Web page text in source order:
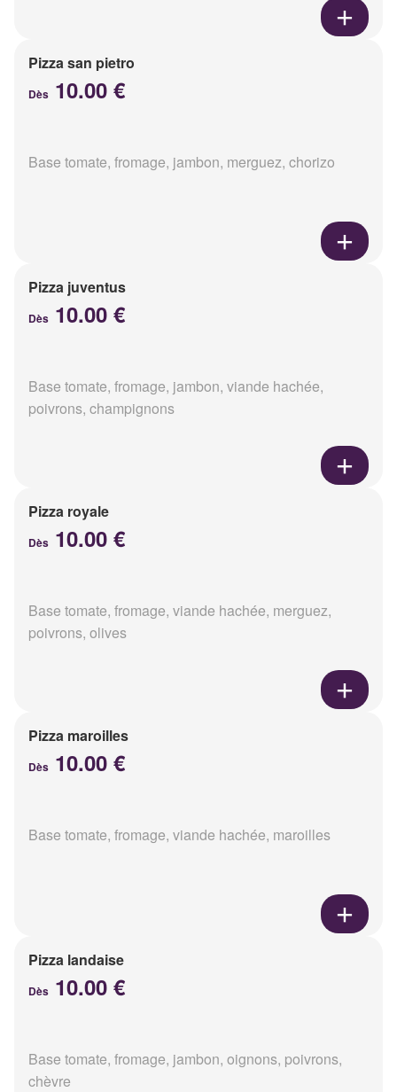
Pizza san pietro
Dès 10.00 €
Base tomate, fromage, jambon, merguez, chorizo
Pizza juventus
Dès 10.00 €
Base tomate, fromage, jambon, viande hachée,
poivrons, champignons
Pizza royale
Dès 10.00 €
Base tomate, fromage, viande hachée, merguez,
poivrons, olives
Pizza maroilles
Dès 10.00 €
Base tomate, fromage, viande hachée, maroilles
Pizza landaise
Dès 10.00 €
Base tomate, fromage, jambon, oignons, poivrons,
chèvre